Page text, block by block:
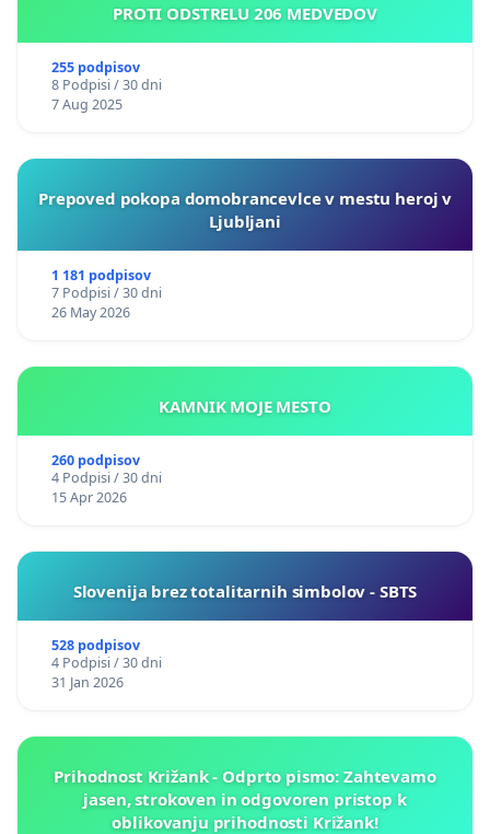
PROTI ODSTRELU 206 MEDVEDOV
255 podpisov
8 Podpisi / 30 dni
7 Aug 2025
Prepoved pokopa domobrancevlce v mestu heroj v
Ljubljani
1 181 podpisov
7 Podpisi / 30 dni
26 May 2026
KAMNIK MOJE MESTO
260 podpisov
4 Podpisi / 30 dni
15 Apr 2026
Slovenija brez totalitarnih simbolov - SBTS
528 podpisov
4 Podpisi / 30 dni
31 Jan 2026
Prihodnost Križank - Odprto pismo: Zahtevamo
jasen, strokoven in odgovoren pristop k
oblikovanju prihodnosti Križank!